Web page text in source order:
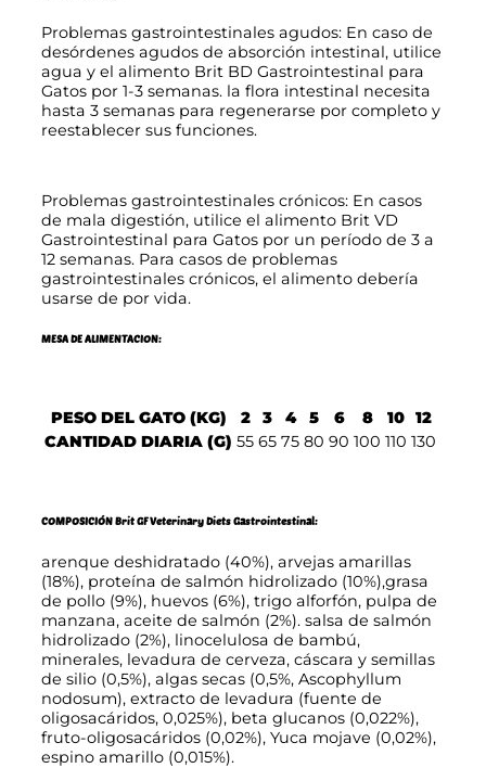
h
a
s
t
5
4
,
0
i
n
a
l
c
a
d
a
d
Problemas gastrointestinales agudos: En caso de
desórdenes agudos de absorción intestinal, utilice
agua y el alimento Brit BD Gastrointestinal para
Gatos por 1-3 semanas. la flora intestinal necesita
hasta 3 semanas para regenerarse por completo y
reestablecer sus funciones.
Problemas gastrointestinales crónicos: En casos
de mala digestión, utilice el alimento Brit VD
Gastrointestinal para Gatos por un período de 3 a
12 semanas. Para casos de problemas
gastrointestinales crónicos, el alimento debería
usarse de por vida.
MESA DE ALIMENTACION:
PESO DEL GATO (KG) 2 3 4 5 6 8 10 12
CANTIDAD DIARIA (G) 55 65 75 80 90 100 110 130
COMPOSICIÓN Brit GF Veterinary Diets Gastrointestinal:
arenque deshidratado (40%), arvejas amarillas
(18%), proteína de salmón hidrolizado (10%),grasa
de pollo (9%), huevos (6%), trigo alforfón, pulpa de
manzana, aceite de salmón (2%). salsa de salmón
hidrolizado (2%), linocelulosa de bambú,
minerales, levadura de cerveza, cáscara y semillas
de silio (0,5%), algas secas (0,5%, Ascophyllum
nodosum), extracto de levadura (fuente de
oligosacáridos, 0,025%), beta glucanos (0,022%),
fruto-oligosacáridos (0,02%), Yuca mojave (0,02%),
espino amarillo (0,015%).